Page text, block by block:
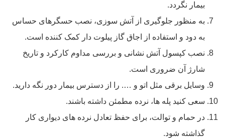
بیمار نگردد.
به منظور جلوگیری از آتش سوزی، نصب حسگرهای حساس
به دود و استفاده از اجاق گاز پیلوت دار کمک کننده است.
نصب کپسول آتش نشانی و بررسی مداوم کارکرد و تاریخ
شارژ آن ضروری است.
وسایل برقی مثل اتو و …. را از دسترس بیمار دور نگه دارید.
سعی کنید پله ها، نرده مطمئن داشته باشند.
در حمام و توالت، برای حفظ تعادل نرده های دیواری کار
گذاشته شود.